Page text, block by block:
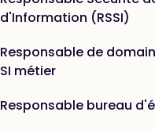
d'Information (RSSI)
Responsable de
SI métier
Responsable bureau